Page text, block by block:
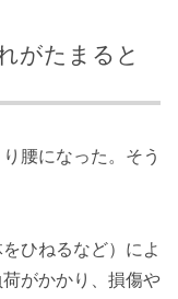
がたまると
腰になった。そう
ひねるなど）によ
がかかり、損傷や